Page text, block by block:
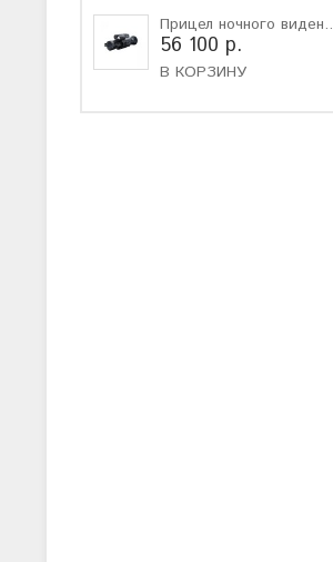
Прицел ночного виден..
56 100 р.
В КОРЗИНУ